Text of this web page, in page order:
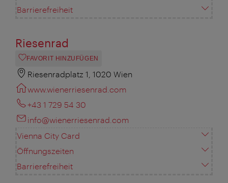
Barrierefreiheit
Riesenrad
FAVORIT HINZUFÜGEN
Riesenradplatz 1, 1020 Wien
www.wienerriesenrad.com
+43 1 729 54 30
info@wienerriesenrad.com
Vienna City Card
Öffnungszeiten
Barrierefreiheit